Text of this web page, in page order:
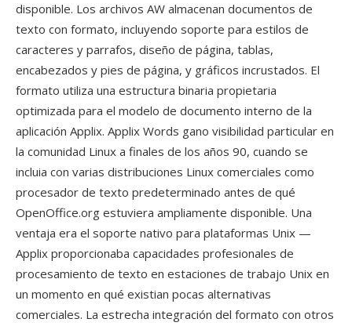
disponible. Los archivos AW almacenan documentos de
texto con formato, incluyendo soporte para estilos de
caracteres y parrafos, diseño de página, tablas,
encabezados y pies de página, y gráficos incrustados. El
formato utiliza una estructura binaria propietaria
optimizada para el modelo de documento interno de la
aplicación Applix. Applix Words gano visibilidad particular en
la comunidad Linux a finales de los años 90, cuando se
incluia con varias distribuciones Linux comerciales como
procesador de texto predeterminado antes de qué
OpenOffice.org estuviera ampliamente disponible. Una
ventaja era el soporte nativo para plataformas Unix —
Applix proporcionaba capacidades profesionales de
procesamiento de texto en estaciones de trabajo Unix en
un momento en qué existian pocas alternativas
comerciales. La estrecha integración del formato con otros